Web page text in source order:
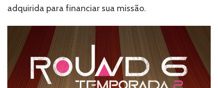
adquirida para financiar sua missão.